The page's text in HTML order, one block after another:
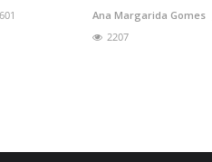
Ana Margarida Gomes
2207
17, 2023 2123